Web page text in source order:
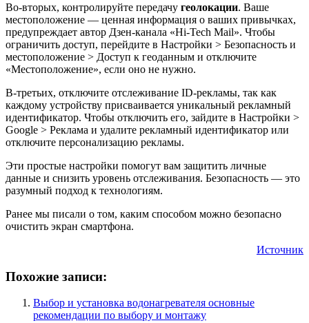
Во-вторых, контролируйте передачу геолокации. Ваше
местоположение — ценная информация о ваших привычках,
предупреждает автор Дзен-канала «Hi-Tech Mail». Чтобы
ограничить доступ, перейдите в Настройки > Безопасность и
местоположение > Доступ к геоданным и отключите
«Местоположение», если оно не нужно.
В-третьих, отключите отслеживание ID-рекламы, так как
каждому устройству присваивается уникальный рекламный
идентификатор. Чтобы отключить его, зайдите в Настройки >
Google > Реклама и удалите рекламный идентификатор или
отключите персонализацию рекламы.
Эти простые настройки помогут вам защитить личные
данные и снизить уровень отслеживания. Безопасность — это
разумный подход к технологиям.
Ранее мы писали о том, каким способом можно безопасно
очистить экран смартфона.
Источник
Похожие записи:
Выбор и установка водонагревателя основные
рекомендации по выбору и монтажу